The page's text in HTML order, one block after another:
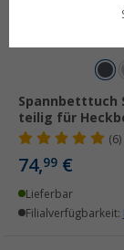
Spannbetttuch
teilig für
(6)
74,99 €
Lieferbar
Filialverfügbarkeit: